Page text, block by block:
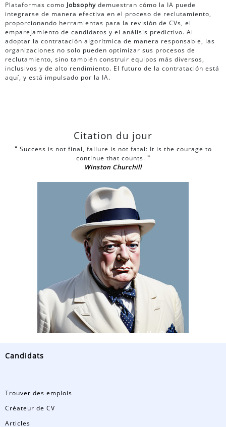
Plataformas como Jobsophy demuestran cómo la IA puede
integrarse de manera efectiva en el proceso de reclutamiento,
proporcionando herramientas para la revisión de CVs, el
emparejamiento de candidatos y el análisis predictivo. Al
adoptar la contratación algorítmica de manera responsable, las
organizaciones no solo pueden optimizar sus procesos de
reclutamiento, sino también construir equipos más diversos,
inclusivos y de alto rendimiento. El futuro de la contratación está
aquí, y está impulsado por la IA.
Citation du jour
" Success is not final, failure is not fatal: It is the courage to
continue that counts. "
Winston Churchill
Candidats
Trouver des emplois
Créateur de CV
Articles